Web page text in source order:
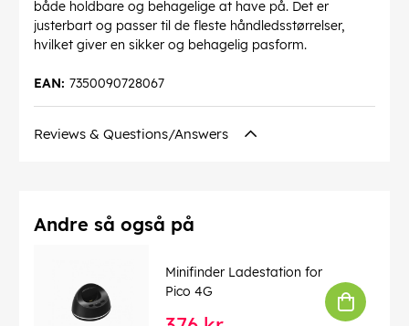
både holdbare og behagelige at have på. Det er
justerbart og passer til de fleste håndledsstørrelser,
hvilket giver en sikker og behagelig pasform.
7350090728067
EAN:
Reviews & Questions/Answers
Andre så også på
Minifinder Ladestation for
Pico 4G